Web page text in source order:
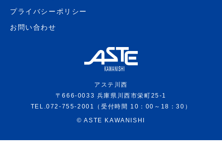
プライバシーポリシー
お問い合わせ
アステ川西
〒666-0033 兵庫県川西市栄町25-1
TEL.072-755-2001（受付時間 10：00～18：30）
© ASTE KAWANISHI